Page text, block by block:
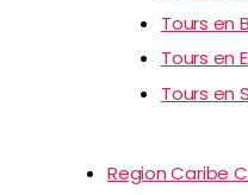
Tours en
Tours en
Tours en
Region Caribe